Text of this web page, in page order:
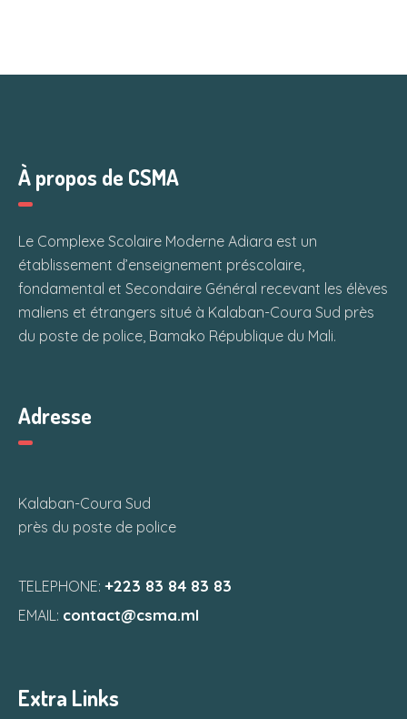
À propos de CSMA
Le Complexe Scolaire Moderne Adiara est un
établissement d’enseignement préscolaire,
fondamental et Secondaire Général recevant les élèves
maliens et étrangers situé à Kalaban-Coura Sud près
du poste de police, Bamako République du Mali.
Adresse
Kalaban-Coura Sud
près du poste de police
TELEPHONE:+223 83 84 83 83
EMAIL: contact@csma.ml
Extra Links